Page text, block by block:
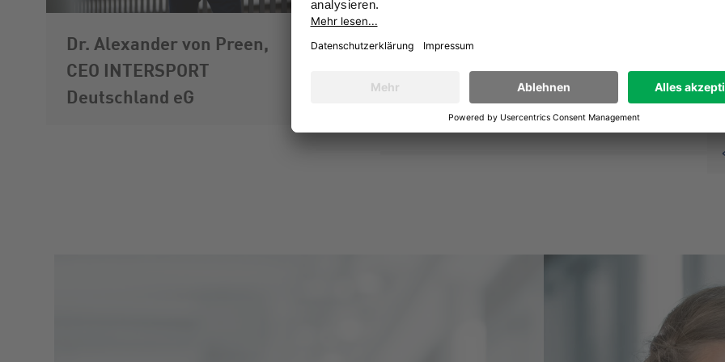
Dr. Alexander von Preen,
CEO INTERSPORT
Deutschland eG
Henriette Tesch, COO
INTERSPORT Deutschland